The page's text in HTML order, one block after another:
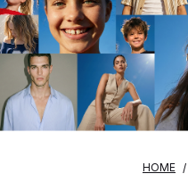
HOME